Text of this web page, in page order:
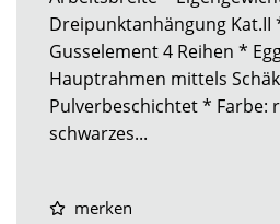
Dreipunktanhängung Kat.II
Gusselement 4 Reihen *
Hauptrahmen mittels
Pulverbeschichtet * Farbe:
schwarzes...
merken